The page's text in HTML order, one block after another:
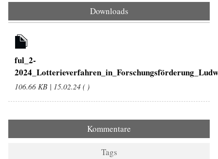
Downloads
ful_2-
106.66 KB | 15.02.24 ( )
Kommentare
Tags